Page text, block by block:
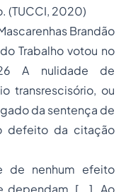
(TUCCI, 2020)
Brandão
Trabalho votou no
A nulidade de
transrescisório, ou
da sentença de
defeito da citação
de nenhum efeito